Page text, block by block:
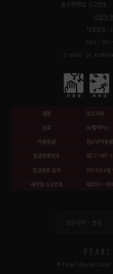
통신판매업 신고번호
사업자
대표번호:
FAX :
E-mail :
제명 검은사막
상호 ㈜펄어비스
이용등급 청소년이용
등급분류번호 제CC-NP-
등급분류 일자 2014년 4월
제작업 신고번호 제2011-
검은사막 - 한국
© Pearl Abyss Corp.